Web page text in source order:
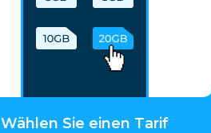
Wählen Sie einen Tarif